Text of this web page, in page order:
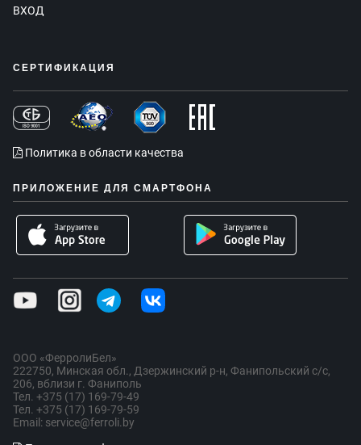
ВХОД
СЕРТИФИКАЦИЯ
Политика в области качества
ПРИЛОЖЕНИЕ ДЛЯ СМАРТФОНА
ООО «ФерролиБел»
222750, Минская обл., Дзержинский р-н, Фанипольский с/с,
206, вблизи г. Фаниполь
Тел. +375 (17) 169-79-49
Тел. +375 (17) 169-79-59
Email: service@ferroli.by